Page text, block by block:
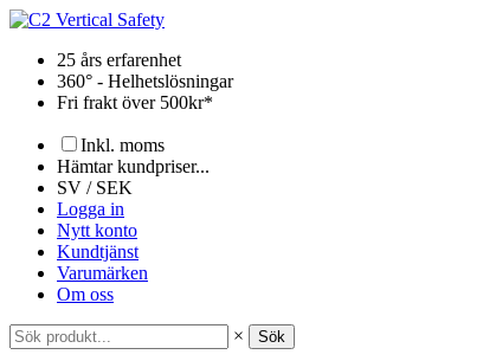
Hoppa
innehåll25 års erfarenhet
360° - Helhetslösningar
Fri frakt över 500kr*
Inkl. moms
Hämtar kundpriser...
SV / SEK
Logga in
Nytt konto
Kundtjänst
Varumärken
Om oss
× Sök